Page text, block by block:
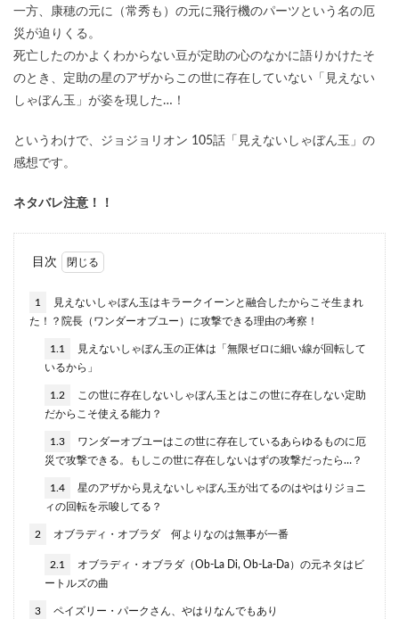
一方、康穂の元に（常秀も）の元に飛行機のパーツという名の厄
災が迫りくる。
死亡したのかよくわからない豆が定助の心のなかに語りかけたそ
のとき、定助の星のアザからこの世に存在していない「見えない
しゃぼん玉」が姿を現した…！
というわけで、ジョジョリオン 105話「見えないしゃぼん玉」の
感想です。
ネタバレ注意！！
目次
1
見えないしゃぼん玉はキラークイーンと融合したからこそ生まれ
た！？院長（ワンダーオブユー）に攻撃できる理由の考察！
1.1
見えないしゃぼん玉の正体は「無限ゼロに細い線が回転して
いるから」
1.2
この世に存在しないしゃぼん玉とはこの世に存在しない定助
だからこそ使える能力？
1.3
ワンダーオブユーはこの世に存在しているあらゆるものに厄
災で攻撃できる。もしこの世に存在しないはずの攻撃だったら…？
1.4
星のアザから見えないしゃぼん玉が出てるのはやはりジョニ
ィの回転を示唆してる？
2 オブラディ・オブラダ 何よりなのは無事が一番
2.1
オブラディ・オブラダ（Ob-La Di, Ob-La-Da）の元ネタはビ
ートルズの曲
3 ペイズリー・パークさん、やはりなんでもあり